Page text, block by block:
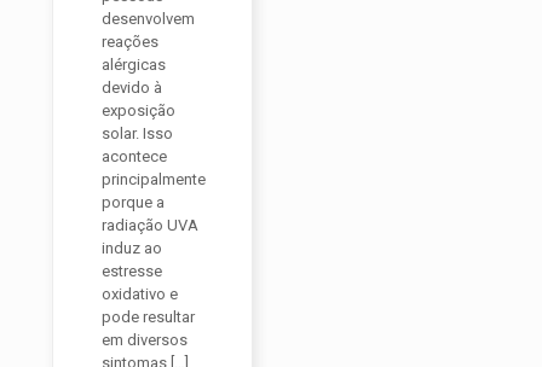
desenvolvem
reações
alérgicas
devido à
exposição
solar. Isso
acontece
principalmente
porque a
radiação UVA
induz ao
estresse
oxidativo e
pode resultar
em diversos
sintomas